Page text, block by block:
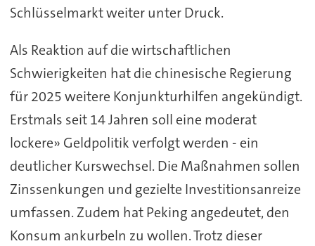
Schlüsselmarkt weiter unter Druck.
Als Reaktion auf die wirtschaftlichen
Schwierigkeiten hat die chinesische Regierung
für 2025 weitere Konjunkturhilfen angekündigt.
Erstmals seit 14 Jahren soll eine moderat
lockere» Geldpolitik verfolgt werden - ein
deutlicher Kurswechsel. Die Maßnahmen sollen
Zinssenkungen und gezielte Investitionsanreize
umfassen. Zudem hat Peking angedeutet, den
Konsum ankurbeln zu wollen. Trotz dieser